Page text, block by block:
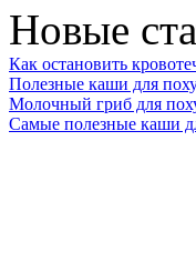
Новые
Как остановить
Полезные каши для
Молочный гриб для
Самые полезные каши